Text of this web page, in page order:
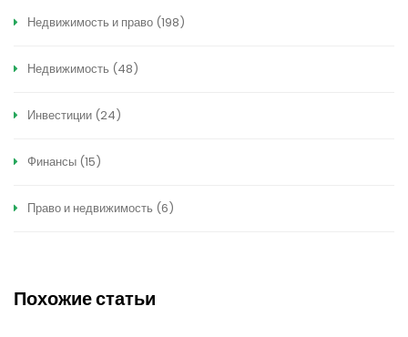
Недвижимость и право (198)
Недвижимость (48)
Инвестиции (24)
Финансы (15)
Право и недвижимость (6)
Похожие статьи